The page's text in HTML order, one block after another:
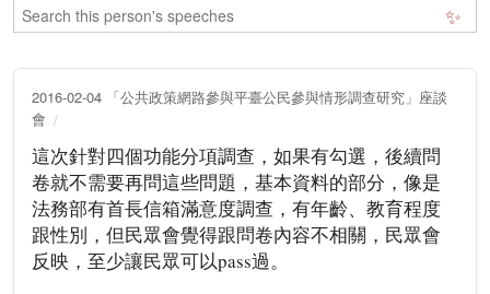
✨
2016-02-04 「公共政策網路參與平臺公民參與情形調查研究」座談
會
這次針對四個功能分項調查，如果有勾選，後續問
卷就不需要再問這些問題，基本資料的部分，像是
法務部有首長信箱滿意度調查，有年齡、教育程度
跟性別，但民眾會覺得跟問卷內容不相關，民眾會
反映，至少讓民眾可以pass過。